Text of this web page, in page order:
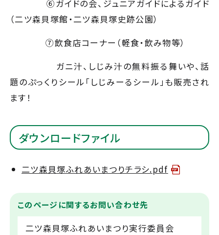
⑥ガイドの会、ジュニアガイドによるガイド
（二ツ森貝塚館・二ツ森貝塚史跡公園）
⑦飲食店コーナー（軽食・飲み物等）
ガニ汁、しじみ汁の無料振る舞いや、話
題のぷっくりシール「しじみーるシール」も販売され
ます！
ダウンロードファイル
二ツ森貝塚ふれあいまつりチラシ.pdf
このページに関するお問い合わせ先
二ツ森貝塚ふれあいまつり実行委員会